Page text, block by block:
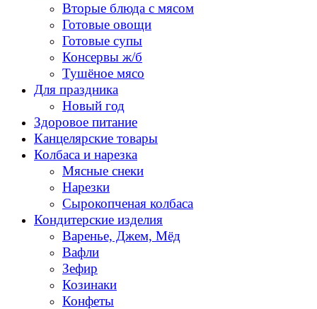
Вторые блюда с мясом
Готовые овощи
Готовые супы
Консервы ж/б
Тушёное мясо
Для праздника
Новый год
Здоровое питание
Канцелярские товары
Колбаса и нарезка
Мясные снеки
Нарезки
Сырокопченая колбаса
Кондитерские изделия
Варенье, Джем, Мёд
Вафли
Зефир
Козинаки
Конфеты